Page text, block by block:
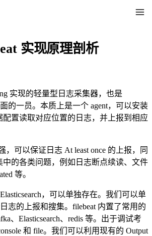
实现原理剖析
实现的轻量型日志采集器，也是
面的一员。本质上是一个 agent，可以安装
置读取对应位置的日志，并上报到相应
，可以保证日志 At least once 的上报，同
中的各类问题，例如日志断点续读、文件
等。
，可以单独存在。我们可以单
志的上报和搜集。filebeat 内置了常用的
、Elasticsearch、redis 等。出于调试考
和 file。我们可以利用现有的 Output